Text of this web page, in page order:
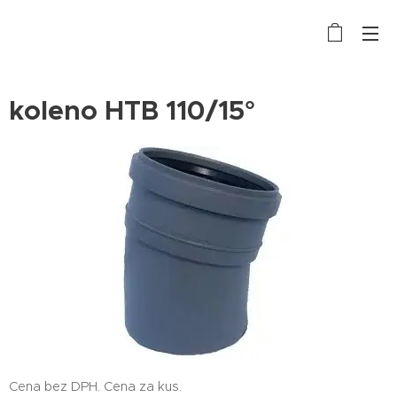
koleno HTB 110/15°
Cena bez DPH. Cena za kus.